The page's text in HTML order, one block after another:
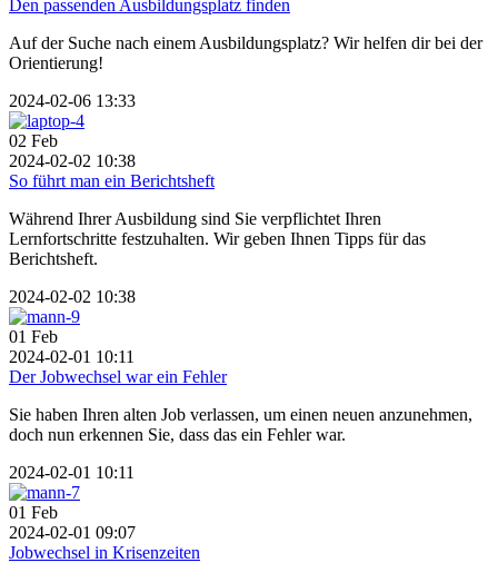
Den passenden Ausbildungsplatz finden
Auf der Suche nach einem Ausbildungsplatz? Wir helfen dir bei der
Orientierung!
2024-02-06 13:33
02 Feb
2024-02-02 10:38
So führt man ein Berichtsheft
Während Ihrer Ausbildung sind Sie verpflichtet Ihren
Lernfortschritte festzuhalten. Wir geben Ihnen Tipps für das
Berichtsheft.
2024-02-02 10:38
01 Feb
2024-02-01 10:11
Der Jobwechsel war ein Fehler
Sie haben Ihren alten Job verlassen, um einen neuen anzunehmen,
doch nun erkennen Sie, dass das ein Fehler war.
2024-02-01 10:11
01 Feb
2024-02-01 09:07
Jobwechsel in Krisenzeiten